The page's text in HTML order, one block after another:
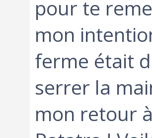
pour te
mon
ferme était
serrer la
mon retour